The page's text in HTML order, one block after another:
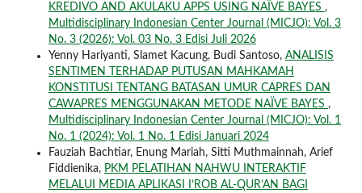
KREDIVO AND AKULAKU APPS USING NAÏVE BAYES ,
Multidisciplinary Indonesian Center Journal (MICJO): Vol. 3
No. 3 (2026): Vol. 03 No. 3 Edisi Juli 2026
Yenny Hariyanti, Slamet Kacung, Budi Santoso, ANALISIS
SENTIMEN TERHADAP PUTUSAN MAHKAMAH
KONSTITUSI TENTANG BATASAN UMUR CAPRES DAN
CAWAPRES MENGGUNAKAN METODE NAÏVE BAYES ,
Multidisciplinary Indonesian Center Journal (MICJO): Vol. 1
No. 1 (2024): Vol. 1 No. 1 Edisi Januari 2024
Fauziah Bachtiar, Enung Mariah, Sitti Muthmainnah, Arief
Fiddienika, PKM PELATIHAN NAHWU INTERAKTIF
MELALUI MEDIA APLIKASI I’ROB AL-QUR’AN BAGI